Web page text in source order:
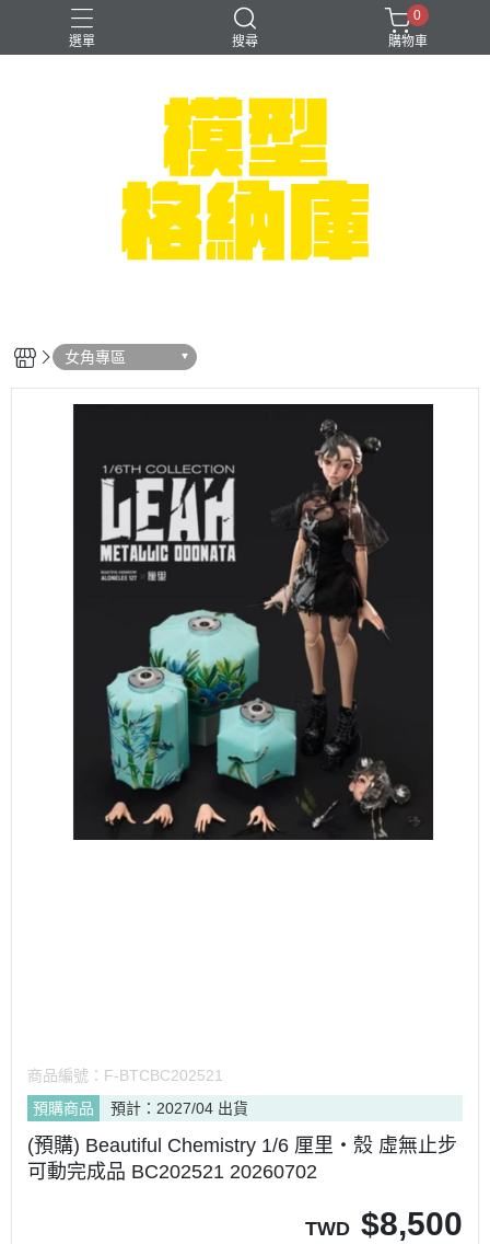
選單 搜尋
可以色色
崩壞：星穹鐵道
0
購物車
女角專區
商品編號： F-BTCBC202521
預購商品
預計：2027/04 出貨
(預購) Beautiful Chemistry 1/6 厘里‧殼 虛無止步
可動完成品 BC202521 20260702
TWD $8,500